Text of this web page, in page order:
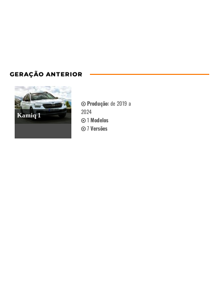
GERAÇÃO ANTERIOR
Kamiq 1
Produção:de 2019 a
2024
1 Modelos
7Versões